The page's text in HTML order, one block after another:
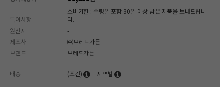
특이사항
소비기한 : 수령일 포함 30일 이상 남은 제품을 보내드립니
다.
원산지
-
제조사
㈜브레드가든
브랜드
브레드가든
배송 (조건) 지역별